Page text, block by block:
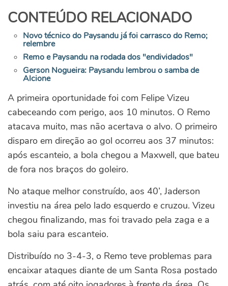
CONTEÚDO RELACIONADO
Novo técnico do Paysandu já foi carrasco do Remo;
relembre
Remo e Paysandu na rodada dos "endividados"
Gerson Nogueira: Paysandu lembrou o samba de
Alcione
A primeira oportunidade foi com Felipe Vizeu
cabeceando com perigo, aos 10 minutos. O Remo
atacava muito, mas não acertava o alvo. O primeiro
disparo em direção ao gol ocorreu aos 37 minutos:
após escanteio, a bola chegou a Maxwell, que bateu
de fora nos braços do goleiro.
No ataque melhor construído, aos 40’, Jaderson
investiu na área pelo lado esquerdo e cruzou. Vizeu
chegou finalizando, mas foi travado pela zaga e a
bola saiu para escanteio.
Distribuído no 3-4-3, o Remo teve problemas para
encaixar ataques diante de um Santa Rosa postado